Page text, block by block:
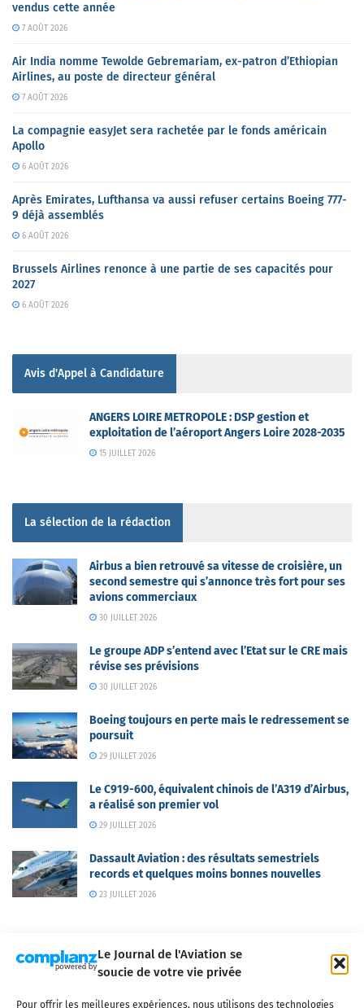
Le Journal de l'Aviation se
soucie de votre vie privée
Pour offrir les meilleures expériences, nous utilisons des technologies
vendus cette année
7 AOÛT 2026
Air India nomme Tewolde Gebremariam, ex-patron d’Ethiopian
Airlines, au poste de directeur général
7 AOÛT 2026
La compagnie easyJet sera rachetée par le fonds américain
Apollo
6 AOÛT 2026
Après Emirates, Lufthansa va aussi refuser certains Boeing 777-
9 déjà assemblés
6 AOÛT 2026
Brussels Airlines renonce à une partie de ses capacités pour
2027
6 AOÛT 2026
Avis d'Appel à Candidature
ANGERS LOIRE METROPOLE : DSP gestion et
exploitation de l’aéroport Angers Loire 2028-2035
15 JUILLET 2026
La sélection de la rédaction
Airbus a bien retrouvé sa vitesse de croisière, un
second semestre qui s’annonce très fort pour ses
avions commerciaux
30 JUILLET 2026
Le groupe ADP s’entend avec l’Etat sur le CRE mais
révise ses prévisions
30 JUILLET 2026
Boeing toujours en perte mais le redressement se
poursuit
29 JUILLET 2026
Le C919-600, équivalent chinois de l’A319 d’Airbus,
a réalisé son premier vol
29 JUILLET 2026
Dassault Aviation : des résultats semestriels
records et quelques moins bonnes nouvelles
23 JUILLET 2026